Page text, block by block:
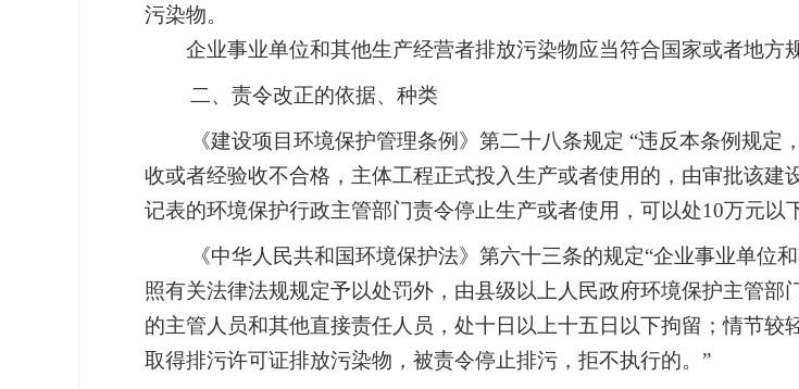
污染物。
企业事业单位和其他生产经营者排放污染物应当符合国家或者地方
二、责令改正的依据、种类
《建设项目环境保护管理条例》第二十八条规定 “违反本条例规定
收或者经验收不合格，主体工程正式投入生产或者使用的，由审批该
记表的环境保护行政主管部门责令停止生产或者使用，可以处10万元以
《中华人民共和国环境保护法》第六十三条的规定“企业事业单
照有关法律法规规定予以处罚外，由县级以上人民政府环境保护主管
的主管人员和其他直接责任人员，处十日以上十五日以下拘留；情节
取得排污许可证排放污染物，被责令停止排污，拒不执行的。”